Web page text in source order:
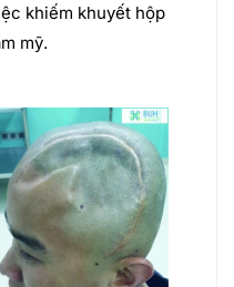
khiếm khuyết hộp
mỹ.